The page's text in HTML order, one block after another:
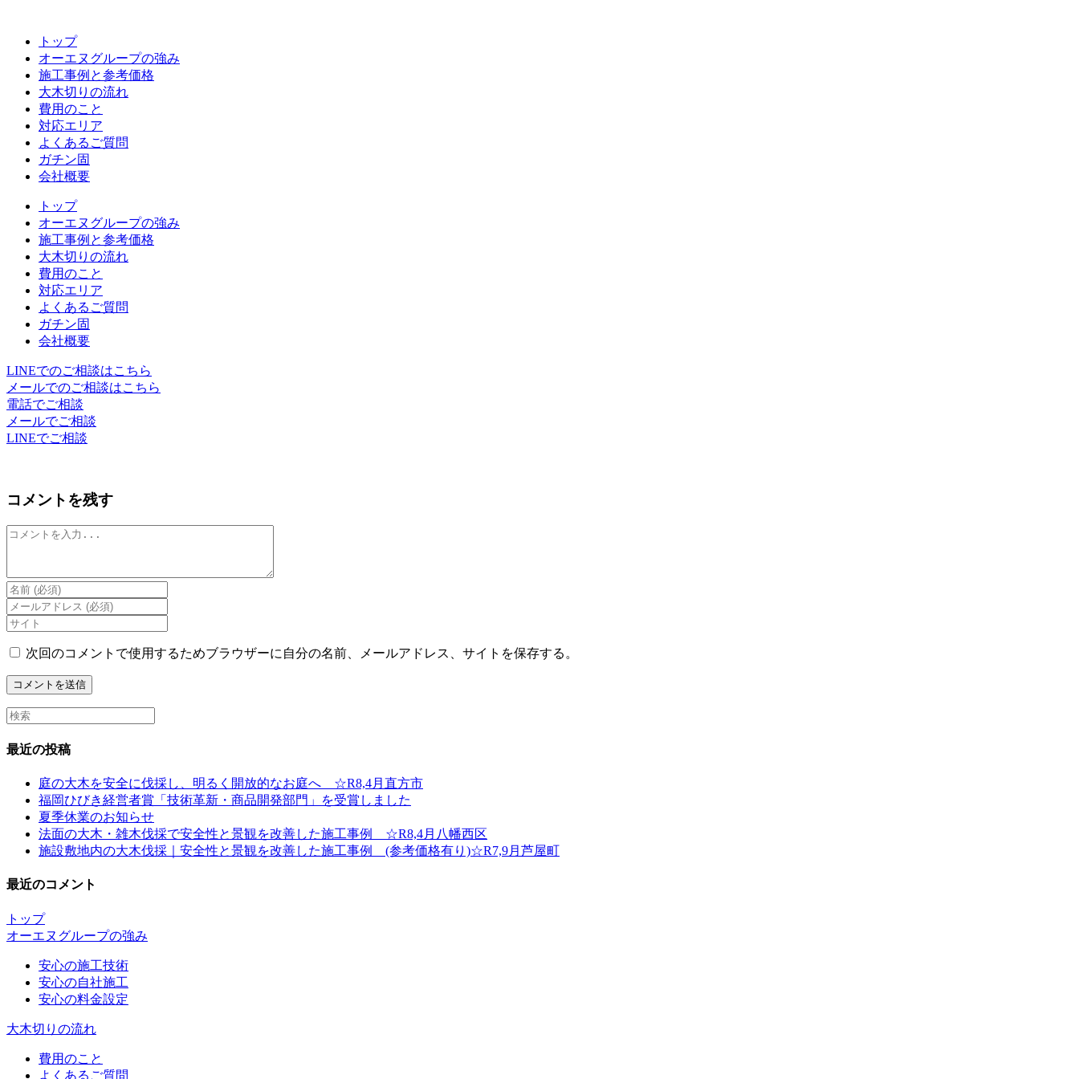
トップ
オーエヌグループの強み
施工事例と参考価格
大木切りの流れ
費用のこと
対応エリア
よくあるご質問
ガチン固
会社概要
トップ
オーエヌグループの強み
施工事例と参考価格
大木切りの流れ
費用のこと
対応エリア
よくあるご質問
ガチン固
会社概要
LINEでのご相談はこちら
メールでのご相談はこちら
電話でご相談
メールでご相談
LINEでご相談
コメントを残す
コ
ト
Enter
your
name
or
username
to
comment
Enter
your
email
address
to
comment
Enter
your
website
(optional)
次回のコメントで使用するためブラウザーに自分の名前、メールアドレス、サイトを保存する。
Search
this
website
最近の投稿
庭の大木を安全に伐採し、明るく開放的なお庭へ ☆R8,4月直方市
福岡ひびき経営者賞「技術革新・商品開発部門」を受賞しました
夏季休業のお知らせ
法面の大木・雑木伐採で安全性と景観を改善した施工事例 ☆R8,4月八幡西区
施設敷地内の大木伐採｜安全性と景観を改善した施工事例 (参考価格有り)☆R7,9月芦屋町
最近のコメント
トップ
オーエヌグループの強み
安心の施工技術
安心の自社施工
安心の料金設定
大木切りの流れ
費用のこと
よくあるご質問